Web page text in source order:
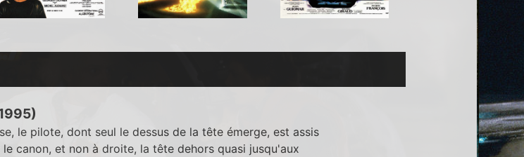
le pilote, dont seul le dessus de la tête émerge, est assis
le canon, et non à droite, la tête dehors quasi jusqu'aux